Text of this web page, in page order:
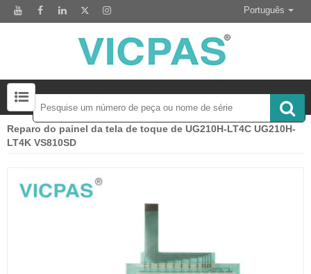
Português
Touchscreens-Keypads-Displays & More Pesquisa 50000 Inventory
Reparo do painel da tela de toque de UG210H-LT4C UG210H-
LT4K VS810SD